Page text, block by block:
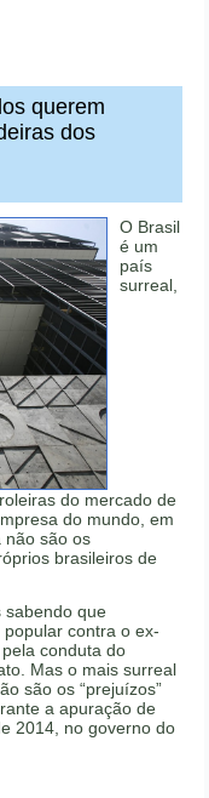
querem
dos
O Brasil
é um
país
surreal,
do mercado de
do mundo, em
não são os
brasileiros de
sabendo que
contra o ex-
conduta do
Mas o mais surreal
são os “prejuízos”
a apuração de
2014, no governo do